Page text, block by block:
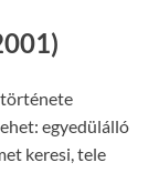
története
egyedülálló
keresi, tele